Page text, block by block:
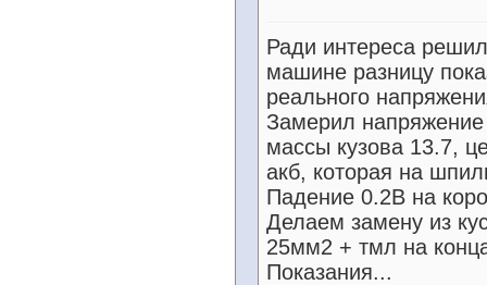
Ради интереса
машине разницу
реального
Замерил
массы кузова 13.7,
акб, которая на
Падение 0.2В на
Делаем замену из
25мм2 + тмл на
Показания...